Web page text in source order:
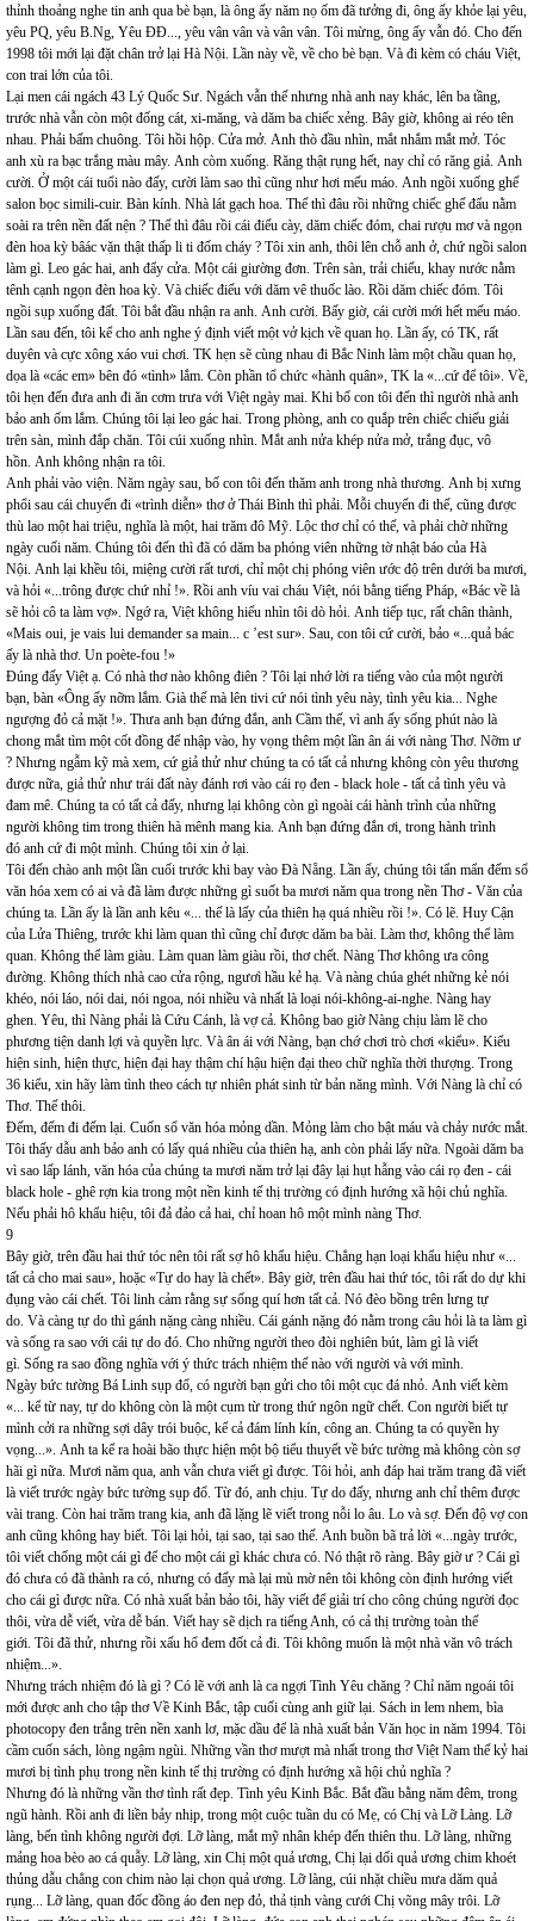
thỉnh thoảng nghe tin anh qua bè bạn, là ông ấy năm nọ ốm đã tưởng đi, ông ấy khỏe lại yêu,
yêu PQ, yêu B.Ng, Yêu ĐĐ..., yêu vân vân và vân vân. Tôi mừng, ông ấy vẫn đó. Cho đến
1998 tôi mới lại đặt chân trở lại Hà Nội. Lần này về, về cho bè bạn. Và đi kèm có cháu Việt,
con trai lớn của tôi.
Lại men cái ngách 43 Lý Quốc Sư. Ngách vẫn thế nhưng nhà anh nay khác, lên ba tầng,
trước nhà vẫn còn một đống cát, xi-măng, và dăm ba chiếc xẻng. Bây giờ, không ai réo tên
nhau. Phải bấm chuông. Tôi hồi hộp. Cửa mở. Anh thò đầu nhìn, mắt nhắm mắt mở. Tóc
anh xù ra bạc trắng màu mây. Anh còm xuống. Răng thật rụng hết, nay chỉ có răng giả. Anh
cười. Ở một cái tuổi nào đấy, cười làm sao thì cũng như hơi mếu máo. Anh ngồi xuống ghế
salon bọc simili-cuir. Bàn kính. Nhà lát gạch hoa. Thế thì đâu rồi những chiếc ghế đẩu nằm
soài ra trên nền đất nện ? Thế thì đâu rồi cái điếu cày, dăm chiếc đóm, chai rượu mơ và ngọn
đèn hoa kỳ bâác vặn thật thấp li ti đốm cháy ? Tôi xin anh, thôi lên chỗ anh ở, chứ ngồi salon
làm gì. Leo gác hai, anh đẩy cửa. Một cái giường đơn. Trên sàn, trải chiếu, khay nước nằm
tênh cạnh ngọn đèn hoa kỳ. Và chiếc điếu với dăm vê thuốc lào. Rồi dăm chiếc đóm. Tôi
ngồi sụp xuống đất. Tôi bắt đầu nhận ra anh. Anh cười. Bấy giờ, cái cười mới hết mếu máo.
Lần sau đến, tôi kể cho anh nghe ý định viết một vở kịch về quan họ. Lần ấy, có TK, rất
duyên và cực xông xáo vui chơi. TK hẹn sẽ cùng nhau đi Bắc Ninh làm một chầu quan họ,
dọa là «các em» bên đó «tình» lắm. Còn phần tổ chức «hành quân», TK la «...cứ để tôi». Về,
tôi hẹn đến đưa anh đi ăn cơm trưa với Việt ngày mai. Khi bố con tôi đến thì người nhà anh
bảo anh ốm lắm. Chúng tôi lại leo gác hai. Trong phòng, anh co quắp trên chiếc chiếu giải
trên sàn, mình đắp chăn. Tôi cúi xuống nhìn. Mắt anh nửa khép nửa mở, trắng đục, vô
hồn. Anh không nhận ra tôi.
Anh phải vào viện. Năm ngày sau, bố con tôi đến thăm anh trong nhà thương. Anh bị xưng
phổi sau cái chuyến đi «trình diễn» thơ ở Thái Bình thì phải. Mỗi chuyến đi thế, cũng được
thù lao một hai triệu, nghĩa là một, hai trăm đô Mỹ. Lộc thơ chỉ có thế, và phải chờ những
ngày cuối năm. Chúng tôi đến thì đã có dăm ba phóng viên những tờ nhật báo của Hà
Nội. Anh lại khều tôi, miệng cười rất tươi, chỉ một chị phóng viên ước độ trên dưới ba mươi,
và hỏi «...trông được chứ nhỉ !». Rồi anh víu vai cháu Việt, nói bằng tiếng Pháp, «Bác về là
sẽ hỏi cô ta làm vợ». Ngớ ra, Việt không hiểu nhìn tôi dò hỏi. Anh tiếp tục, rất chân thành,
«Mais oui, je vais lui demander sa main... c ’est sur». Sau, con tôi cứ cười, bảo «...quả bác
ấy là nhà thơ. Un poète-fou !»
Đúng đấy Việt ạ. Có nhà thơ nào không điên ? Tôi lại nhớ lời ra tiếng vào của một người
bạn, bàn «Ông ấy nỡm lắm. Già thế mà lên tivi cứ nói tình yêu này, tình yêu kia... Nghe
ngượng đỏ cả mặt !». Thưa anh bạn đứng đắn, anh Cầm thế, vì anh ấy sống phút nào là
chong mắt tìm một cốt đồng để nhập vào, hy vọng thêm một lần ân ái với nàng Thơ. Nỡm ư
? Nhưng ngẫm kỹ mà xem, cứ giả thử như chúng ta có tất cả nhưng không còn yêu thương
được nữa, giả thử như trái đất này đánh rơi vào cái rọ đen - black hole - tất cả tình yêu và
đam mê. Chúng ta có tất cả đấy, nhưng lại không còn gì ngoài cái hành trình của những
người không tim trong thiên hà mênh mang kia. Anh bạn đứng đắn ơi, trong hành trình
đó anh cứ đi một mình. Chúng tôi xin ở lại.
Tôi đến chào anh một lần cuối trước khi bay vào Đà Nẵng. Lần ấy, chúng tôi tẩn mẩn đếm sổ
văn hóa xem có ai và đã làm được những gì suốt ba mươi năm qua trong nền Thơ - Văn của
chúng ta. Lần ấy là lần anh kêu «... thế là lấy của thiên hạ quá nhiều rồi !». Có lẽ. Huy Cận
của Lửa Thiêng, trước khi làm quan thì cũng chỉ được dăm ba bài. Làm thơ, không thể làm
quan. Không thể làm giàu. Làm quan làm giàu rồi, thơ chết. Nàng Thơ không ưa công
đường. Không thích nhà cao cửa rộng, ngươì hầu kẻ hạ. Và nàng chúa ghét những kẻ nói
khéo, nói láo, nói dai, nói ngoa, nói nhiều và nhất là loại nói-không-ai-nghe. Nàng hay
ghen. Yêu, thì Nàng phải là Cứu Cánh, là vợ cả. Không bao giờ Nàng chịu làm lẽ cho
phương tiện danh lợi và quyền lực. Và ân ái với Nàng, bạn chớ chơi trò chơi «kiểu». Kiểu
hiện sinh, hiện thực, hiện đại hay thậm chí hậu hiện đại theo chữ nghĩa thời thượng. Trong
36 kiểu, xin hãy làm tình theo cách tự nhiên phát sinh từ bản năng mình. Với Nàng là chỉ có
Thơ. Thế thôi.
Đếm, đếm đi đếm lại. Cuốn sổ văn hóa mỏng dần. Mỏng làm cho bật máu và chảy nước mắt.
Tôi thấy dẫu anh bảo anh có lấy quá nhiều của thiên hạ, anh còn phải lấy nữa. Ngoài dăm ba
vì sao lấp lánh, văn hóa của chúng ta mươi năm trở lại đây lại hụt hẫng vào cái rọ đen - cái
black hole - ghê rợn kia trong một nền kinh tế thị trường có định hướng xã hội chủ nghĩa.
Nếu phải hô khẩu hiệu, tôi đả đảo cả hai, chỉ hoan hô một mình nàng Thơ.
9
Bây giờ, trên đầu hai thứ tóc nên tôi rất sợ hô khẩu hiệu. Chẳng hạn loại khẩu hiệu như «...
tất cả cho mai sau», hoặc «Tự do hay là chết». Bây giờ, trên đầu hai thứ tóc, tôi rất do dự khi
đụng vào cái chết. Tôi linh cảm rằng sự sống quí hơn tất cả. Nó đèo bồng trên lưng tự
do. Và càng tự do thì gánh nặng càng nhiều. Cái gánh nặng đó nằm trong câu hỏi là ta làm gì
và sống ra sao với cái tự do đó. Cho những người theo đòi nghiên bút, làm gì là viết
gì. Sống ra sao đồng nghĩa với ý thức trách nhiệm thế nào với người và với mình.
Ngày bức tường Bá Linh sụp đổ, có người bạn gửi cho tôi một cục đá nhỏ. Anh viết kèm
«... kể từ nay, tự do không còn là một cụm từ trong thứ ngôn ngữ chết. Con người biết tự
mình cởi ra những sợi dây trói buộc, kể cả đám lính kín, công an. Chúng ta có quyền hy
vọng...». Anh ta kể ra hoài bão thực hiện một bộ tiểu thuyết về bức tường mà không còn sợ
hãi gì nữa. Mươi năm qua, anh vẫn chưa viết gì được. Tôi hỏi, anh đáp hai trăm trang đã viết
là viết trước ngày bức tường sụp đổ. Từ đó, anh chịu. Tự do đấy, nhưng anh chỉ thêm được
vài trang. Còn hai trăm trang kia, anh đã lặng lẽ viết trong nỗi lo âu. Lo và sợ. Đến độ vợ con
anh cũng không hay biết. Tôi lại hỏi, tại sao, tại sao thế. Anh buồn bã trả lời «...ngày trước,
tôi viết chống một cái gì để cho một cái gì khác chưa có. Nó thật rõ ràng. Bây giờ ư ? Cái gì
đó chưa có đã thành ra có, nhưng có đấy mà lại mù mờ nên tôi không còn định hướng viết
cho cái gì được nữa. Có nhà xuất bản bảo tôi, hãy viết để giải trí cho công chúng người đọc
thôi, vừa dễ viết, vừa dễ bán. Viết hay sẽ dịch ra tiếng Anh, có cả thị trường toàn thế
giới. Tôi đã thử, nhưng rồi xấu hổ đem đốt cả đi. Tôi không muốn là một nhà văn vô trách
nhiệm...».
Nhưng trách nhiệm đó là gì ? Có lẽ với anh là ca ngợi Tình Yêu chăng ? Chỉ năm ngoái tôi
mới được anh cho tập thơ Về Kinh Bắc, tập cuối cùng anh giữ lại. Sách in lem nhem, bìa
photocopy đen trắng trên nền xanh lơ, mặc dầu để là nhà xuất bản Văn học in năm 1994. Tôi
cầm cuốn sách, lòng ngậm ngùi. Những vần thơ mượt mà nhất trong thơ Việt Nam thế kỷ hai
mươi bị tình phụ trong nền kinh tế thị trường có định hướng xã hội chủ nghĩa ?
Nhưng đó là những vần thơ tình rất đẹp. Tình yêu Kinh Bắc. Bắt đầu bằng năm đêm, trong
ngũ hành. Rồi anh đi liền bảy nhịp, trong một cuộc tuần du có Mẹ, có Chị và Lỡ Làng. Lỡ
làng, bến tình không người đợi. Lỡ làng, mắt mỹ nhân khép đến thiên thu. Lỡ làng, những
mảng hoa bèo ao cá quẫy. Lỡ làng, xin Chị một quả ương, Chị lại dối quả ương chim khoét
thủng dẫu chẳng con chim nào lại chọn quả ương. Lỡ làng, cúi nhặt chiều mưa dăm quả
rụng... Lỡ làng, quan đốc đồng áo đen nẹp đỏ, thả tịnh vàng cưới Chị võng mây trôi. Lỡ